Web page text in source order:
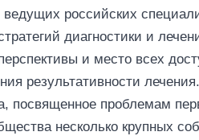
ведущих российских
диагностики и
и место всех
результативности
посвященное проблемам
несколько крупных